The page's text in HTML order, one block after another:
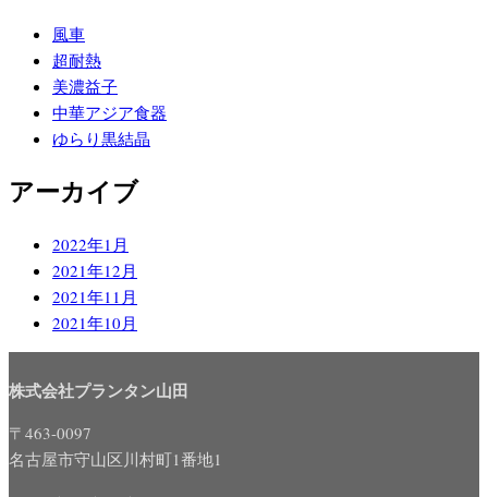
風車
超耐熱
美濃益子
中華アジア食器
ゆらり黒結晶
アーカイブ
2022年1月
2021年12月
2021年11月
2021年10月
株式会社プランタン山田
〒463-0097
名古屋市守山区川村町1番地1